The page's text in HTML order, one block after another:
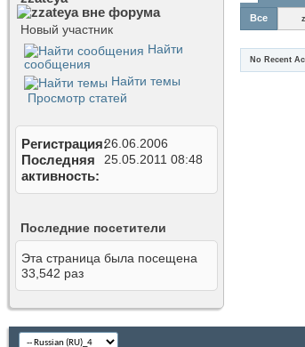
Новый участник
Найти
сообщения
Найти темы
Просмотр статей
Регистрация26.06.2006
Последняя
активность
25.05.2011 08:48
Последние посетители
Эта страница была посещена
33,542 раз
Все
No Recent